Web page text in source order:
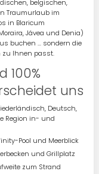
belgischen,
Traumurlaub im
in Blaricum
Jávea und Denia)
buchen … sondern die
zu Ihnen passt.
100%
uns
Deutsch,
Region in- und
Pool und Meerblick
und Grillplatz
zum Strand